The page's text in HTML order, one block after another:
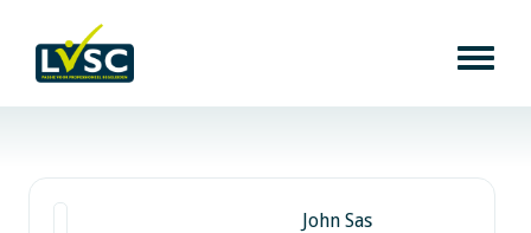
John Sas